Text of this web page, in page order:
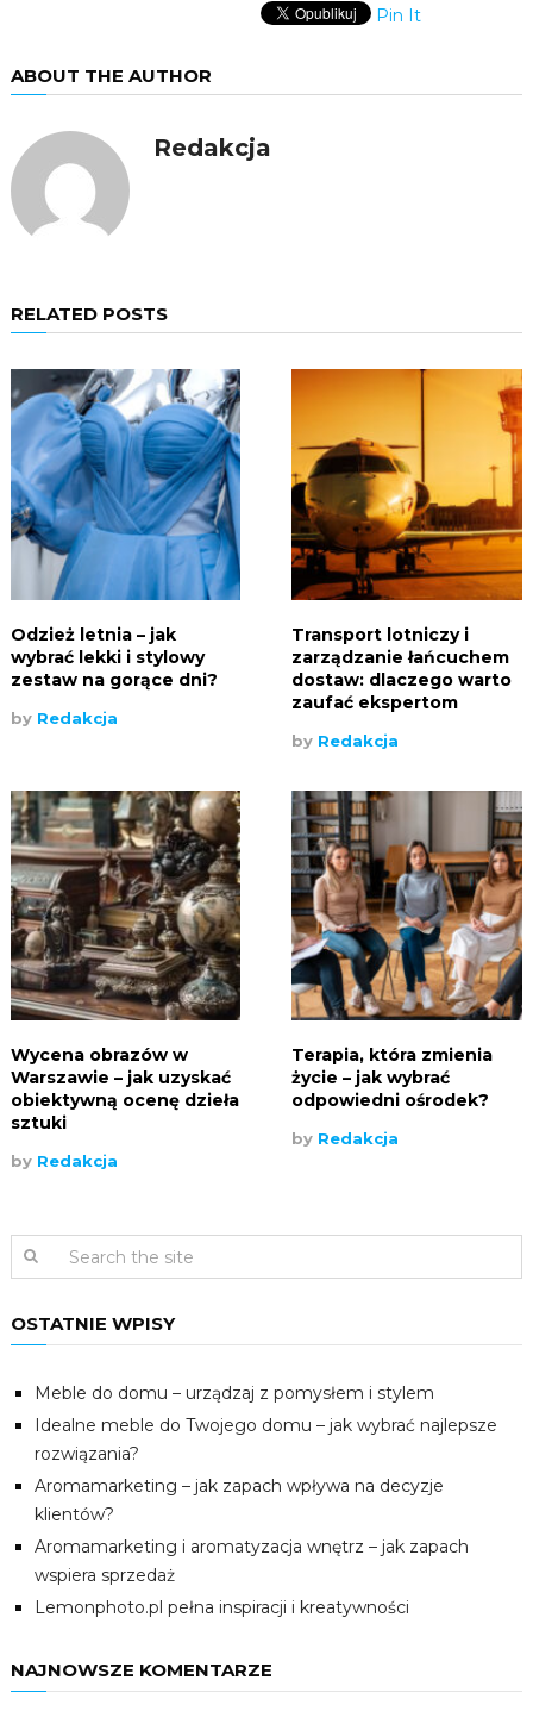
Pin It
ABOUT THE AUTHOR
Redakcja
RELATED POSTS
Odzież letnia – jak
wybrać lekki i stylowy
zestaw na gorące dni?
by Redakcja
Transport lotniczy i
zarządzanie łańcuchem
dostaw: dlaczego warto
zaufać ekspertom
by Redakcja
Wycena obrazów w
Warszawie – jak uzyskać
obiektywną ocenę dzieła
sztuki
by Redakcja
Terapia, która zmienia
życie – jak wybrać
odpowiedni ośrodek?
by Redakcja
OSTATNIE WPISY
Meble do domu – urządzaj z pomysłem i stylem
Idealne meble do Twojego domu – jak wybrać najlepsze
rozwiązania?
Aromamarketing – jak zapach wpływa na decyzje
klientów?
Aromamarketing i aromatyzacja wnętrz – jak zapach
wspiera sprzedaż
Lemonphoto.pl pełna inspiracji i kreatywności
NAJNOWSZE KOMENTARZE